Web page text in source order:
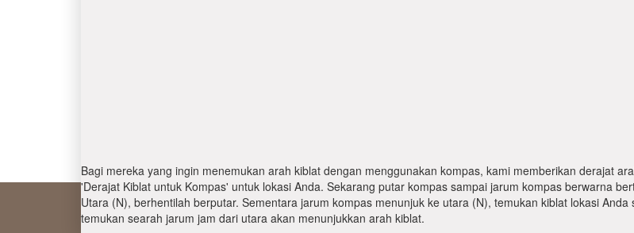
Bagi mereka yang ingin menemukan arah kiblat dengan menggunakan kompas, kami memberikan derajat
'Derajat Kiblat untuk Kompas' untuk lokasi Anda. Sekarang putar kompas sampai jarum kompas berwarna
Utara (N), berhentilah berputar. Sementara jarum kompas menunjuk ke utara (N), temukan kiblat lokasi
temukan searah jarum jam dari utara akan menunjukkan arah kiblat.